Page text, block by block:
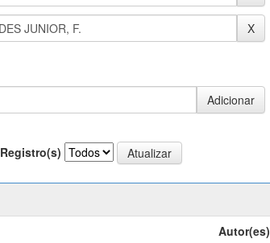
Registro(s)
Autor(es)